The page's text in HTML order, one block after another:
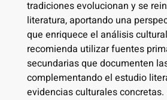
tradiciones evolucionan y se
literatura, aportando una
que enriquece el análisis
recomienda utilizar fuentes
secundarias que documenten
complementando el estudio
evidencias culturales concretas.